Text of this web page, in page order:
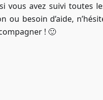
vous avez suivi toutes
ou besoin d’aide,
! 🙂